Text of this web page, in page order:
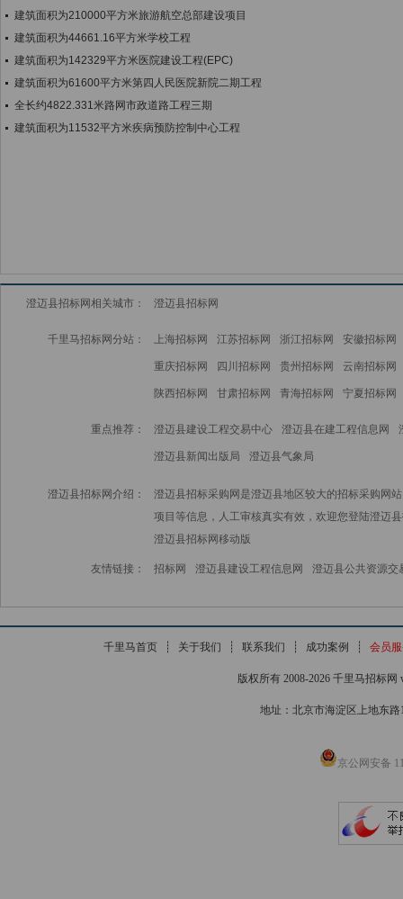
建筑面积为210000平方米旅游航空总部建设项目
建筑面积为44661.16平方米学校工程
建筑面积为142329平方米医院建设工程(EPC)
建筑面积为61600平方米第四人民医院新院二期工程
全长约4822.331米路网市政道路工程三期
建筑面积为11532平方米疾病预防控制中心工程
澄迈县招标网相关城市： 澄迈县招标网
千里马招标网分站： 上海招标网 江苏招标网 浙江招标网 安徽招标网
重庆招标网 四川招标网 贵州招标网 云南招标网
陕西招标网 甘肃招标网 青海招标网 宁夏招标网
重点推荐： 澄迈县建设工程交易中心 澄迈县在建工程信息网
澄迈县新闻出版局 澄迈县气象局
澄迈县招标网介绍：
澄迈县招标采购网是澄迈县地区较大的招标采购网
项目等信息，人工审核真实有效，欢迎您登陆澄迈
澄迈县招标网移动版
友情链接： 招标网 澄迈县建设工程信息网 澄迈县公共资源交
千里马首页 ┊ 关于我们 ┊ 联系我们 ┊ 成功案例 ┊ 会员
版权所有 2008-2026 千里马招标网
地址：北京市海淀区上地东
京公网安备